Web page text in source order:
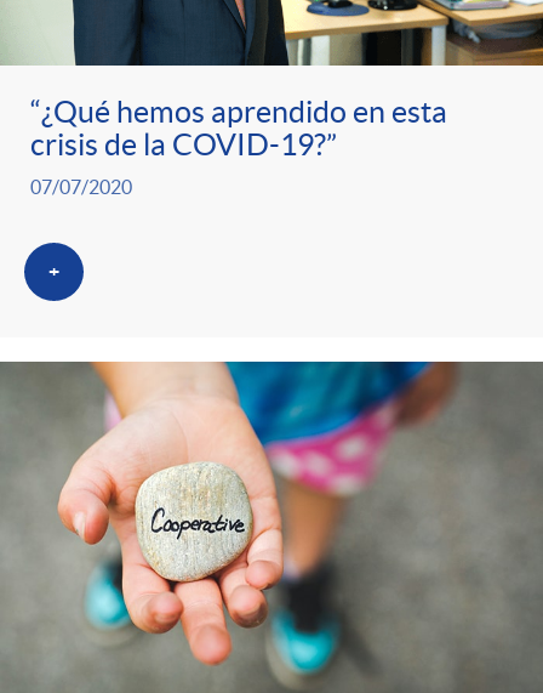
r
e
n
o
r
í
s
a
F
i
o
n
t
e
“¿Qué hemos aprendido en esta
crisis de la COVID-19?”
07/07/2020
+